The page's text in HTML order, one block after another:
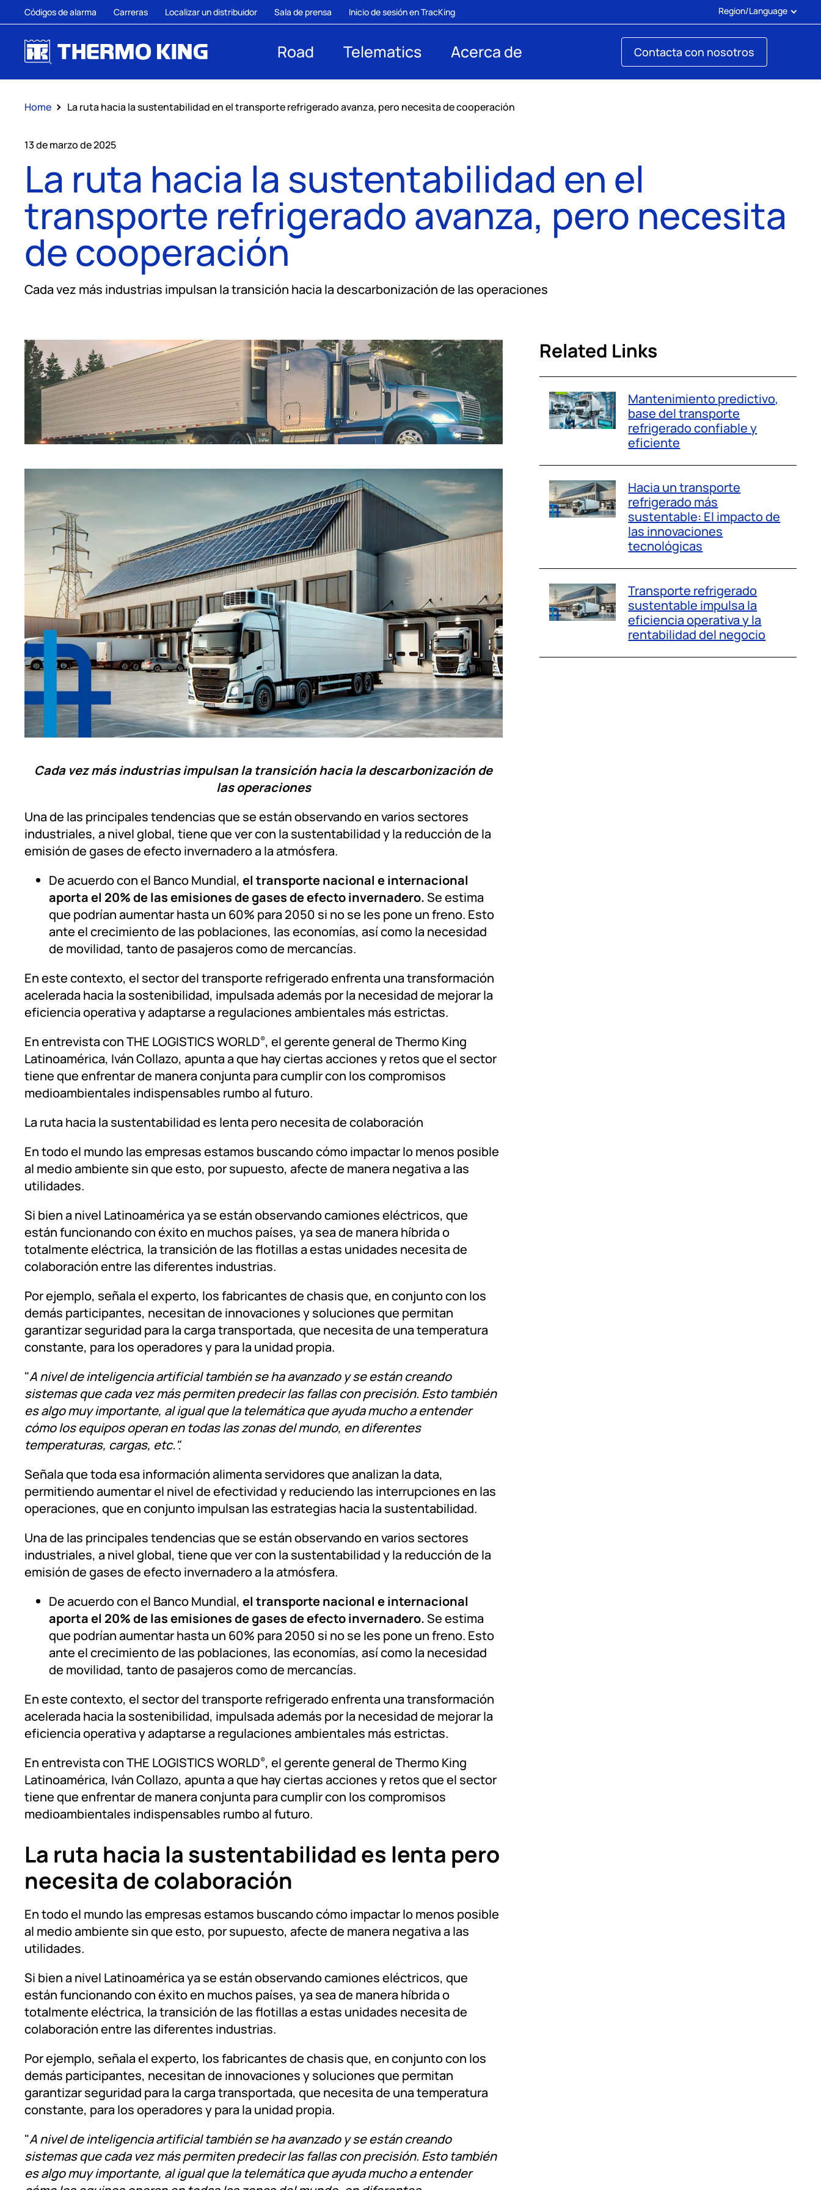
Region/Language
Códigos de alarma Carreras Localizar un distribuidor Sala de prensa Inicio de sesión en TracKing
Road Telematics Acerca de Contacta con nosotros
Home La ruta hacia la sustentabilidad en el transporte refrigerado avanza, pero necesita de cooperación
13 de marzo de 2025
La ruta hacia la sustentabilidad en el
transporte refrigerado avanza, pero necesita
de cooperación
Cada vez más industrias impulsan la transición hacia la descarbonización de las operaciones
Cada vez más industrias impulsan la transición hacia la descarbonización de
las operaciones
Una de las principales tendencias que se están observando en varios sectores
industriales, a nivel global, tiene que ver con la sustentabilidad y la reducción de la
emisión de gases de efecto invernadero a la atmósfera.
De acuerdo con el Banco Mundial, el transporte nacional e internacional
aporta el 20% de las emisiones de gases de efecto invernadero.Se estima
que podrían aumentar hasta un 60% para 2050 si no se les pone un freno. Esto
ante el crecimiento de las poblaciones, las economías, así como la necesidad
de movilidad, tanto de pasajeros como de mercancías.
En este contexto, el sector del transporte refrigerado enfrenta una transformación
acelerada hacia la sostenibilidad, impulsada además por la necesidad de mejorar la
eficiencia operativa y adaptarse a regulaciones ambientales más estrictas.
En entrevista con THE LOGISTICS WORLD®, el gerente general de Thermo King
Latinoamérica, Iván Collazo, apunta a que hay ciertas acciones y retos que el sector
tiene que enfrentar de manera conjunta para cumplir con los compromisos
medioambientales indispensables rumbo al futuro.
La ruta hacia la sustentabilidad es lenta pero necesita de colaboración
En todo el mundo las empresas estamos buscando cómo impactar lo menos posible
al medio ambiente sin que esto, por supuesto, afecte de manera negativa a las
utilidades.
Si bien a nivel Latinoamérica ya se están observando camiones eléctricos, que
están funcionando con éxito en muchos países, ya sea de manera híbrida o
totalmente eléctrica, la transición de las flotillas a estas unidades necesita de
colaboración entre las diferentes industrias.
Por ejemplo, señala el experto, los fabricantes de chasis que, en conjunto con los
demás participantes, necesitan de innovaciones y soluciones que permitan
garantizar seguridad para la carga transportada, que necesita de una temperatura
constante, para los operadores y para la unidad propia.
"A nivel de inteligencia artificial también se ha avanzado y se están creando
sistemas que cada vez más permiten predecir las fallas con precisión. Esto también
es algo muy importante, al igual que la telemática que ayuda mucho a entender
cómo los equipos operan en todas las zonas del mundo, en diferentes
temperaturas, cargas, etc.".
Señala que toda esa información alimenta servidores que analizan la data,
permitiendo aumentar el nivel de efectividad y reduciendo las interrupciones en las
operaciones, que en conjunto impulsan las estrategias hacia la sustentabilidad.
Una de las principales tendencias que se están observando en varios sectores
industriales, a nivel global, tiene que ver con la sustentabilidad y la reducción de la
emisión de gases de efecto invernadero a la atmósfera.
De acuerdo con el Banco Mundial, el transporte nacional e internacional
aporta el 20% de las emisiones de gases de efecto invernadero.Se estima
que podrían aumentar hasta un 60% para 2050 si no se les pone un freno. Esto
ante el crecimiento de las poblaciones, las economías, así como la necesidad
de movilidad, tanto de pasajeros como de mercancías.
En este contexto, el sector del transporte refrigerado enfrenta una transformación
acelerada hacia la sostenibilidad, impulsada además por la necesidad de mejorar la
eficiencia operativa y adaptarse a regulaciones ambientales más estrictas.
En entrevista con THE LOGISTICS WORLD®, el gerente general de Thermo King
Latinoamérica, Iván Collazo, apunta a que hay ciertas acciones y retos que el sector
tiene que enfrentar de manera conjunta para cumplir con los compromisos
medioambientales indispensables rumbo al futuro.
La ruta hacia la sustentabilidad es lenta pero
necesita de colaboración
En todo el mundo las empresas estamos buscando cómo impactar lo menos posible
al medio ambiente sin que esto, por supuesto, afecte de manera negativa a las
utilidades.
Si bien a nivel Latinoamérica ya se están observando camiones eléctricos, que
están funcionando con éxito en muchos países, ya sea de manera híbrida o
totalmente eléctrica, la transición de las flotillas a estas unidades necesita de
colaboración entre las diferentes industrias.
Por ejemplo, señala el experto, los fabricantes de chasis que, en conjunto con los
demás participantes, necesitan de innovaciones y soluciones que permitan
garantizar seguridad para la carga transportada, que necesita de una temperatura
constante, para los operadores y para la unidad propia.
"A nivel de inteligencia artificial también se ha avanzado y se están creando
sistemas que cada vez más permiten predecir las fallas con precisión. Esto también
es algo muy importante, al igual que la telemática que ayuda mucho a entender
Related Links
Mantenimiento predictivo,
base del transporte
refrigerado confiable y
eficiente
Hacia un transporte
refrigerado más
sustentable: El impacto de
las innovaciones
tecnológicas
Transporte refrigerado
sustentable impulsa la
eficiencia operativa y la
rentabilidad del negocio